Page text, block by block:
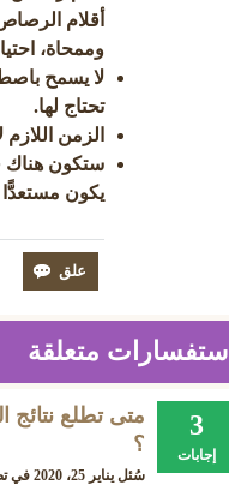
وممحاة،
لا يسمح
تحتاج لها.
الزمن اللازم
يكون مستعدًّا
استفسارات متعلقة
3
إجابات
؟
سُئل يناير 25، 2020 في